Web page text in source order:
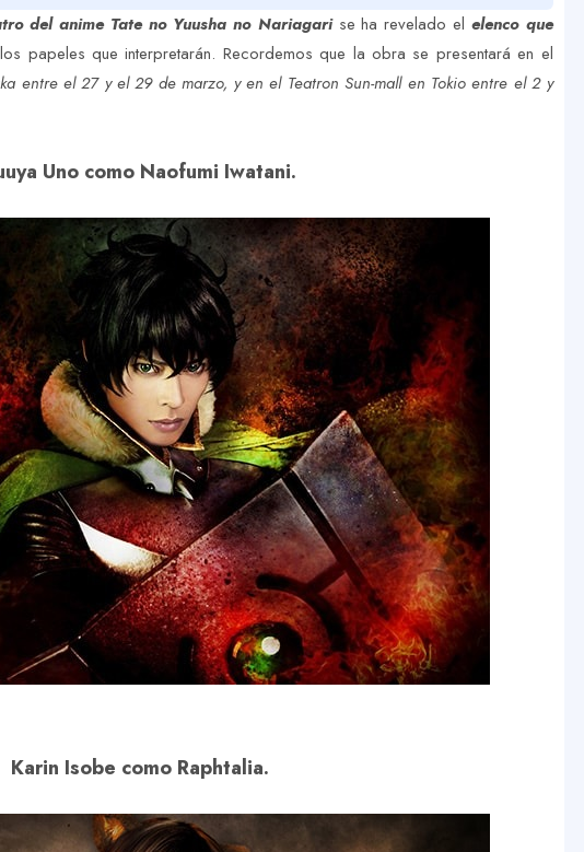
del anime Tate no Yuusha no Nariagarise ha revelado el elenco que
papeles que interpretarán. Recordemos que la obra se presentará en el
entre el 27 y el 29 de marzo, y en el Teatron Sun-mall en Tokio entre el 2 y
Uno como Naofumi Iwatani.
Karin Isobe como Raphtalia.